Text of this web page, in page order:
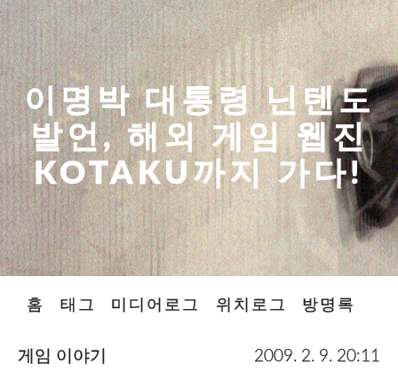
이명박 대통령 닌텐도
발언, 해외 게임 웹진
KOTAKU까지 가다!
홈 태그 미디어로그 위치로그 방명록
게임 이야기 2009. 2. 9. 20:11